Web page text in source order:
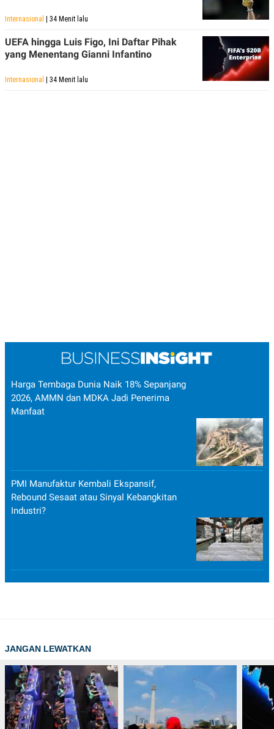
Internasional | 34 Menit lalu
UEFA hingga Luis Figo, Ini Daftar Pihak
yang Menentang Gianni Infantino
Internasional | 34 Menit lalu
Harga Tembaga Dunia Naik 18% Sepanjang
2026, AMMN dan MDKA Jadi Penerima
Manfaat
PMI Manufaktur Kembali Ekspansif,
Rebound Sesaat atau Sinyal Kebangkitan
Industri?
JANGAN LEWATKAN